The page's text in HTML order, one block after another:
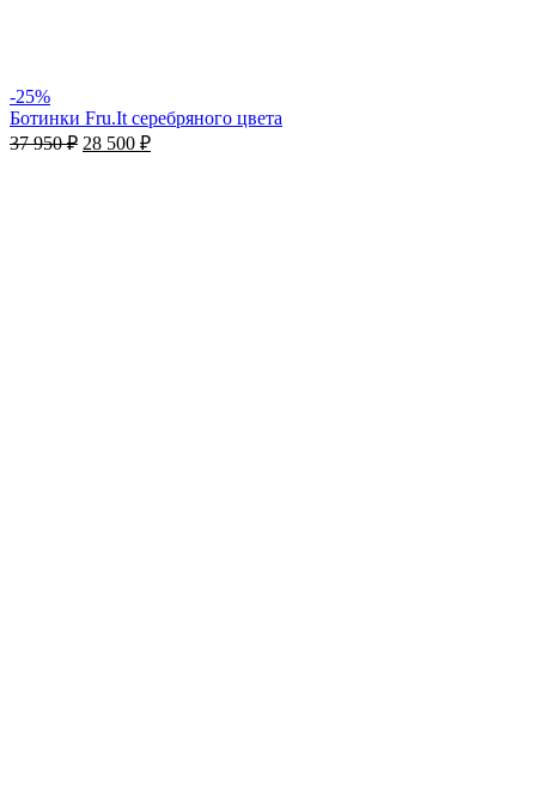
-25%
Ботинки Fru.It серебряного цвета
37 950₽ 28 500 ₽